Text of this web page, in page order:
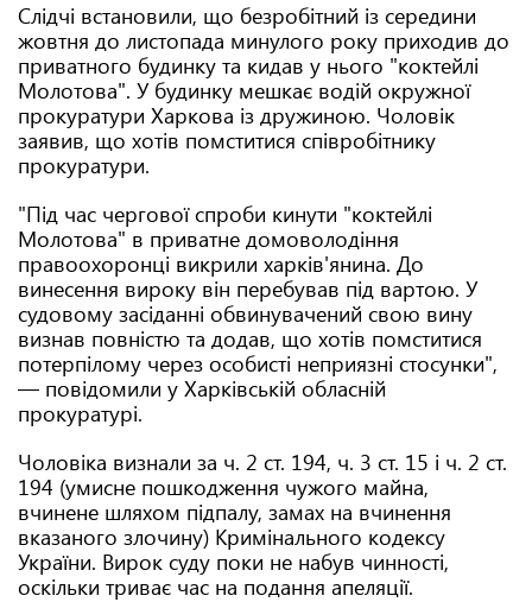
Слідчі встановили, що безробітний із середини
жовтня до листопада минулого року приходив до
приватного будинку та кидав у нього "коктейлі
Молотова". У будинку мешкає водій окружної
прокуратури Харкова із дружиною. Чоловік
заявив, що хотів помститися співробітнику
прокуратури.
"Під час чергової спроби кинути "коктейлі
Молотова" в приватне домоволодіння
правоохоронці викрили харків'янина. До
винесення вироку він перебував під вартою. У
судовому засіданні обвинувачений свою вину
визнав повністю та додав, що хотів помститися
потерпілому через особисті неприязні стосунки",
— повідомили у Харківській обласній
прокуратурі.
Чоловіка визнали за ч. 2 ст. 194, ч. 3 ст. 15 і ч. 2 ст.
194 (умисне пошкодження чужого майна,
вчинене шляхом підпалу, замах на вчинення
вказаного злочину) Кримінального кодексу
України. Вирок суду поки не набув чинності,
оскільки триває час на подання апеляції.